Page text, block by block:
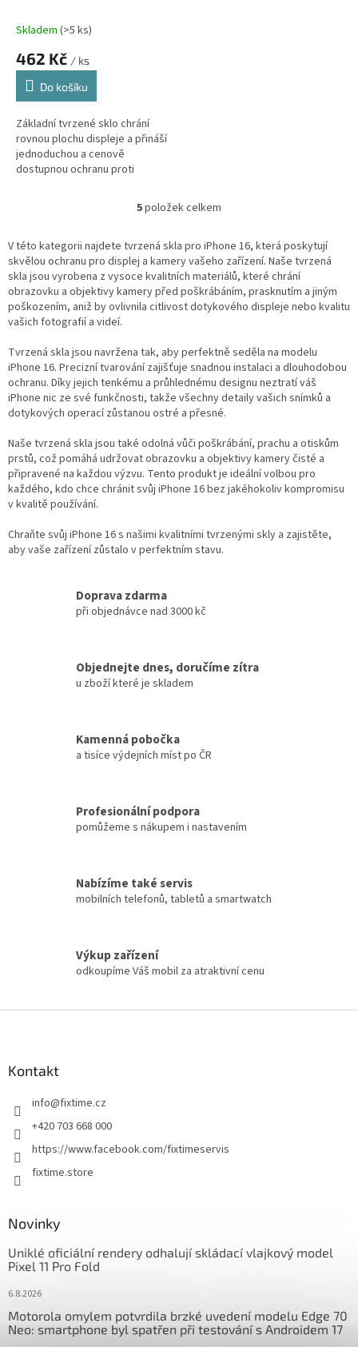
Skladem (>5 ks)
462 Kč / ks
Do košíku
Základní tvrzené sklo chrání
rovnou plochu displeje a přináší
jednoduchou a cenově
dostupnou ochranu proti
O
l
á
d
a
c
r
v
k
y
v
p
i
s
u
5položek celkem
V této kategorii najdete tvrzená skla pro iPhone 16, která poskytují
skvělou ochranu pro displej a kamery vašeho zařízení. Naše tvrzená
skla jsou vyrobena z vysoce kvalitních materiálů, které chrání
obrazovku a objektivy kamery před poškrábáním, prasknutím a jiným
poškozením, aniž by ovlivnila citlivost dotykového displeje nebo kvalitu
vašich fotografií a videí.
Tvrzená skla jsou navržena tak, aby perfektně seděla na modelu
iPhone 16. Precizní tvarování zajišťuje snadnou instalaci a dlouhodobou
ochranu. Díky jejich tenkému a průhlednému designu neztratí váš
iPhone nic ze své funkčnosti, takže všechny detaily vašich snímků a
dotykových operací zůstanou ostré a přesné.
Naše tvrzená skla jsou také odolná vůči poškrábání, prachu a otiskům
prstů, což pomáhá udržovat obrazovku a objektivy kamery čisté a
připravené na každou výzvu. Tento produkt je ideální volbou pro
každého, kdo chce chránit svůj iPhone 16 bez jakéhokoliv kompromisu
v kvalitě používání.
Chraňte svůj iPhone 16 s našimi kvalitními tvrzenými skly a zajistěte,
aby vaše zařízení zůstalo v perfektním stavu.
Doprava zdarma
při objednávce nad 3000 kč
Objednejte dnes, doručíme zítra
u zboží které je skladem
Kamenná pobočka
a tisíce výdejních míst po ČR
Profesionální podpora
pomůžeme s nákupem i nastavením
Nabízíme také servis
mobilních telefonů, tabletů a smartwatch
Výkup zařízení
odkoupíme Váš mobil za atraktivní cenu
Kontakt
info@fixtime.cz
+420 703 668 000
https://www.facebook.com/fixtimeservis
fixtime.store
Novinky
Uniklé oficiální rendery odhalují skládací vlajkový model
Pixel 11 Pro Fold
6.8.2026
Motorola omylem potvrdila brzké uvedení modelu Edge 70
Neo: smartphone byl spatřen při testování s Androidem 17